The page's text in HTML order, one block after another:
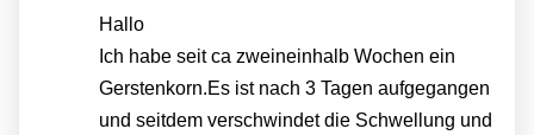
Hallo
Ich habe seit ca zweineinhalb Wochen ein
Gerstenkorn.Es ist nach 3 Tagen aufgegangen
und seitdem verschwindet die Schwellung und